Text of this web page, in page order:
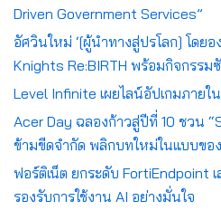
Driven Government Services”
อัศวินใหม่ ‘[ผู้นำทางสู่ปรโลก] โดย
Knights Re:BIRTH พร้อมกิจกรรม
Level Infinite เผยไลน์อัปเกมภาย
Acer Day ฉลองก้าวสู่ปีที่ 10 ชวน
ข้ามขีดจำกัด พลิกบทใหม่ในแบบขอ
ฟอร์ติเน็ต ยกระดับ FortiEndpoint
รองรับการใช้งาน AI อย่างมั่นใจ